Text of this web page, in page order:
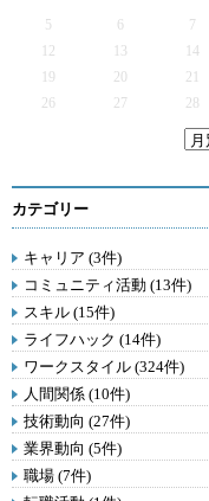
5
6 7
12
13 14
19
20 21
26
27 28
カテゴリー
キャリア (3件)
コミュニティ活動 (13件)
スキル (15件)
ライフハック (14件)
ワークスタイル (324件)
人間関係 (10件)
技術動向 (27件)
業界動向 (5件)
職場 (7件)